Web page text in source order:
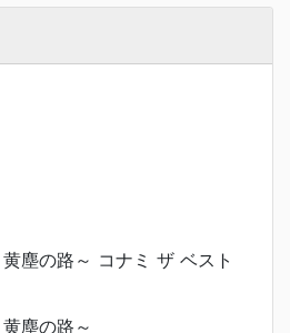
塵の路～ コナミ ザ ベスト
塵の路～